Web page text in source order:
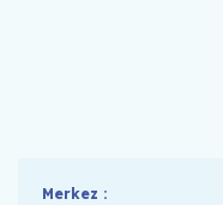
Merkez :